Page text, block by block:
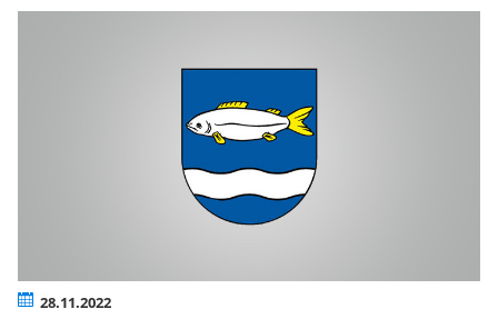
28.11.2022